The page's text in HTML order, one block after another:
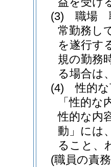
(3)
職場
常勤務し
を遂行す
規の勤務
る場合は
(4)
性的
「性的
性的な内
動」には
ること、
(職員の責